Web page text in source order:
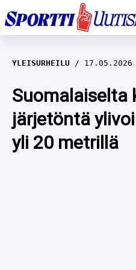
EM-YLEISURHEILU
JÄÄKIEKKO
YLEISURHEILU
WILMA HELTELÄ
TALVILAJIT
YLEISURHEILU 17.05.2026
Suomalaiselta
järjetöntä
yli 20 metrillä